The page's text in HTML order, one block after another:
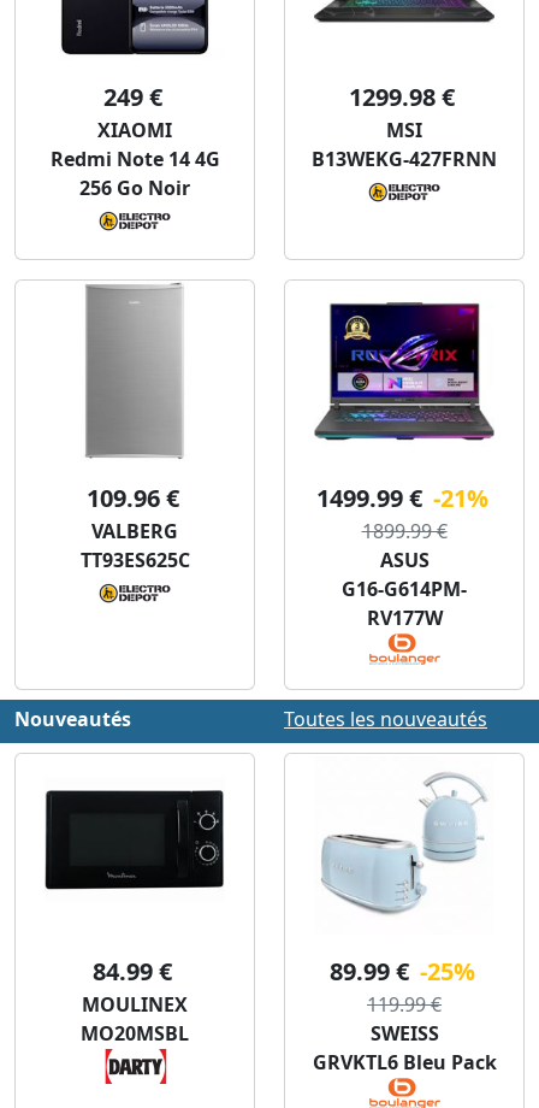
249 €
XIAOMI
Redmi Note 14 4G
256 Go Noir
1299.98 €
MSI
B13WEKG-427FRNN
109.96 €
VALBERG
TT93ES625C
1499.99 € -21%
1899.99 €
ASUS
G16-G614PM-
RV177W
Nouveautés Toutes les nouveautés
84.99 €
MOULINEX
MO20MSBL
89.99 € -25%
119.99 €
SWEISS
GRVKTL6 Bleu Pack